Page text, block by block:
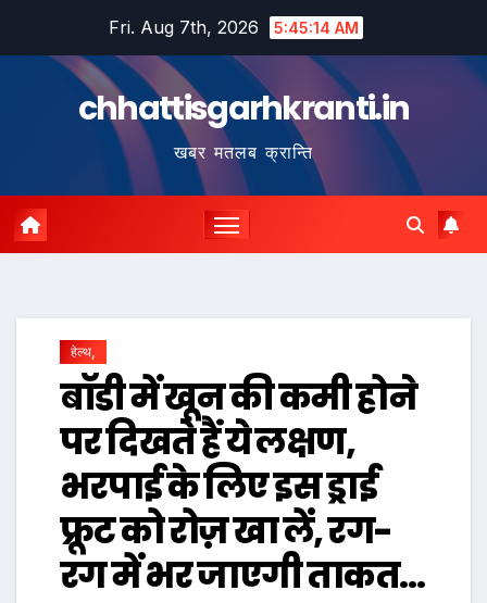
Fri. Aug 7th, 2026 5:45:15 AM
chhattisgarhkranti.in
खबर मतलब क्रान्ति
हेल्थ,
बॉडी में खून की कमी होने
पर दिखते हैं ये लक्षण,
भरपाई के लिए इस ड्राई
फ्रूट को रोज़ खा लें, रग-
रग में भर जाएगी ताकत…